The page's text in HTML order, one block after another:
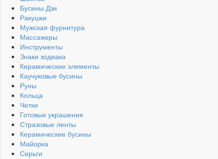
Бусины Дзи
Ракушки
Мужская фурнитура
Массажеры
Инструменты
Знаки зодиака
Керамические элементы
Каучуковые бусины
Руны
Кольца
Четки
Готовые украшения
Стразовые ленты
Керамические бусины
Майорка
Серьги